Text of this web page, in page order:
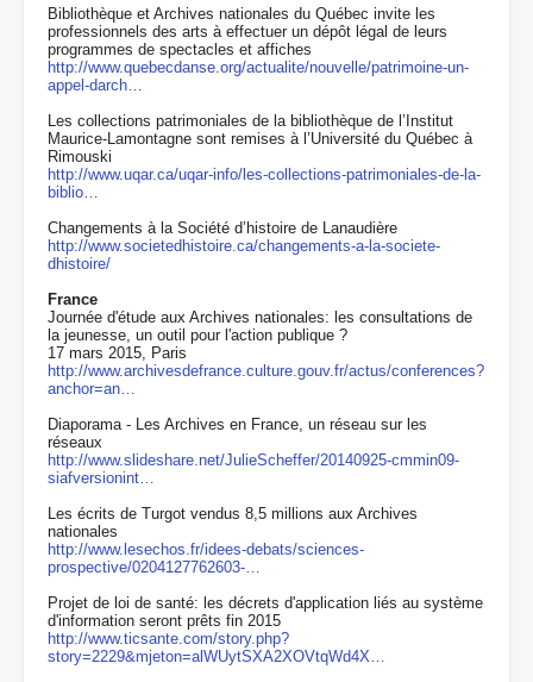
Bibliothèque et Archives nationales du Québec invite les
professionnels des arts à effectuer un dépôt légal de leurs
programmes de spectacles et affiches
http://www.quebecdanse.org/actualite/nouvelle/patrimoine-un-
appel-darch…
Les collections patrimoniales de la bibliothèque de l’Institut
Maurice-Lamontagne sont remises à l’Université du Québec à
Rimouski
http://www.uqar.ca/uqar-info/les-collections-patrimoniales-de-la-
biblio…
Changements à la Société d’histoire de Lanaudière
http://www.societedhistoire.ca/changements-a-la-societe-
dhistoire/
France
Journée d'étude aux Archives nationales: les consultations de
la jeunesse, un outil pour l'action publique ?
17 mars 2015, Paris
http://www.archivesdefrance.culture.gouv.fr/actus/conferences?
anchor=an…
Diaporama - Les Archives en France, un réseau sur les
réseaux
http://www.slideshare.net/JulieScheffer/20140925-cmmin09-
siafversionint…
Les écrits de Turgot vendus 8,5 millions aux Archives
nationales
http://www.lesechos.fr/idees-debats/sciences-
prospective/0204127762603-…
Projet de loi de santé: les décrets d'application liés au système
d'information seront prêts fin 2015
http://www.ticsante.com/story.php?
story=2229&mjeton=alWUytSXA2XOVtqWd4X…